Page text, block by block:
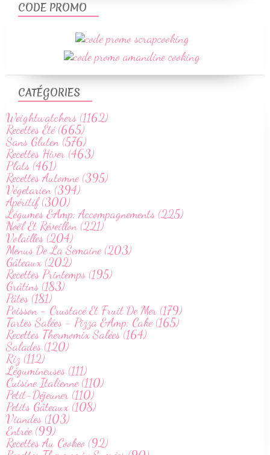
CATÉGORIES
Weightwatchers (1162)
Recettes Été (665)
Sans Gluten (576)
Recettes Hiver (463)
Plats (461)
Recettes Automne (395)
Végetarien (394)
Apéritif (300)
Légumes &Amp; Accompagnements (225)
Noël Et Réveillon (221)
Volailles (204)
Menus De La Semaine (203)
Gâteaux (202)
Recettes Printemps (195)
Grâtins (183)
Pâtes (181)
Poisson - Crustacé Et Fruit De Mer (179)
Tartes Salées - Pizza &Amp; Cake (165)
Recettes Thermomix Salées (164)
Salades (120)
Riz (112)
Légumineuses (111)
Cuisine Italienne (110)
Petit-Déjeuner (110)
Petits Gâteaux (108)
Viandes (103)
Entrée (99)
Recettes Au Cookeo (92)
CODE PROMO